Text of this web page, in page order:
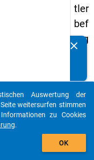
tler
bef
rag
20
16
8.5
clear
auto_stories
add_shopping_cart
Auswertung der
weitersurfen stimmen
zu Cookies
.
OK